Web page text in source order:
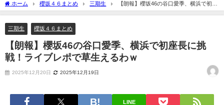
ホーム 櫻坂４６まとめ 三期生
【朗報】櫻坂46の谷口愛季、横浜で初座
長に挑戦！ライブレポで草生えるわｗ
三期生 櫻坂４６まとめ
【朗報】櫻坂46の谷口愛季、横浜で初座長に挑
戦！ライブレポで草生えるわｗ
2025年12月20日 2025年12月19日
LINE